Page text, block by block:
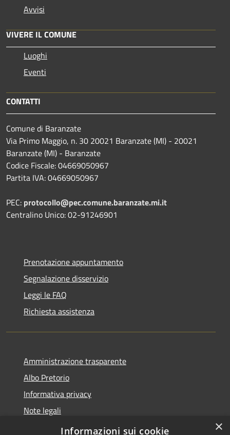
Avvisi
VIVERE IL COMUNE
Luoghi
Eventi
CONTATTI
Comune di Baranzate
Via Primo Maggio, n. 30 20021 Baranzate (MI) - 20021
Baranzate (MI) - Baranzate
Codice Fiscale: 04669050967
Partita IVA: 04669050967
PEC: protocollo@pec.comune.baranzate.mi.it
Centralino Unico: 02-91246901
Prenotazione appuntamento
Segnalazione disservizio
Leggi le FAQ
Richiesta assistenza
Amministrazione trasparente
Albo Pretorio
Informativa privacy
Note legali
Dichiarazione di accessibilità
×
Informazioni sui cookie